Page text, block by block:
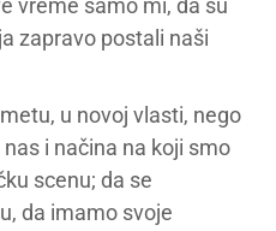
vreme samo mi, da su
zapravo postali naši
u novoj vlasti, nego
i načina na koji smo
scenu; da se
da imamo svoje